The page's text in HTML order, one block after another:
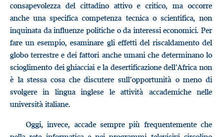
consapevolezza del cittadino attivo e critico, ma occorre
anche una specifica competenza tecnica o scientifica, non
inquinata da influenze politiche o da interessi economici. Per
fare un esempio, esaminare gli effetti del riscaldamento del
globo terrestre e dei fattori anche umani che determinano lo
scioglimento dei ghiacciai e la desertificazione dell’Africa non
è la stessa cosa che discutere sull’opportunità o meno di
svolgere in lingua inglese le attività accademiche nelle
università italiane.
Oggi, invece, accade sempre più frequentemente che